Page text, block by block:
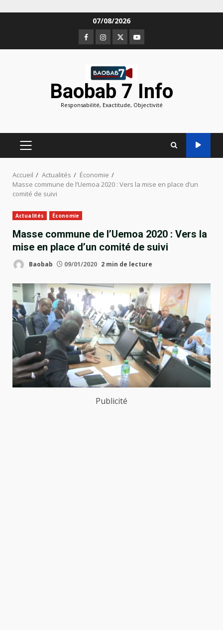
07/08/2026
Facebook
Instagram
TwitterYoutube
Baobab 7 Info
Responsabilité, Exactitude, Objectivité
MENU
PRINCIPAL
Accueil Actualités
Économie
Masse commune de l’Uemoa 2020 : Vers la mise en place d’un
comité de suivi
Actualités Économie
Masse commune de l’Uemoa 2020 : Vers la
mise en place d’un comité de suivi
Baobab 09/01/2020 2 min de lecture
Publicité